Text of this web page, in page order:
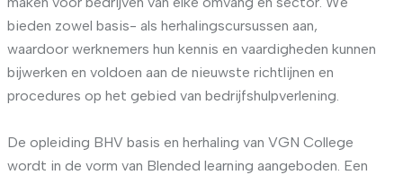
bieden zowel basis- als herhalingscursussen aan,
waardoor werknemers hun kennis en vaardigheden kunnen
bijwerken en voldoen aan de nieuwste richtlijnen en
procedures op het gebied van bedrijfshulpverlening.
De opleiding BHV basis en herhaling van VGN College
wordt in de vorm van Blended learning aangeboden. Een